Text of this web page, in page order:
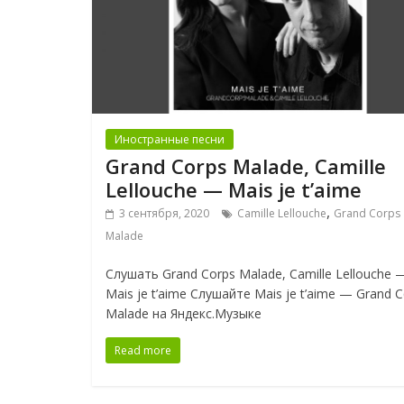
Иностранные песни
Grand Corps Malade, Camille
Lellouche — Mais je t’aime
3 сентября, 2020 Camille Lellouche, Grand Corps
Malade
Слушать Grand Corps Malade, Camille Lellouche
Mais je t’aime Слушайте Mais je t’aime — Grand
Malade на Яндекс.Музыке
Read more